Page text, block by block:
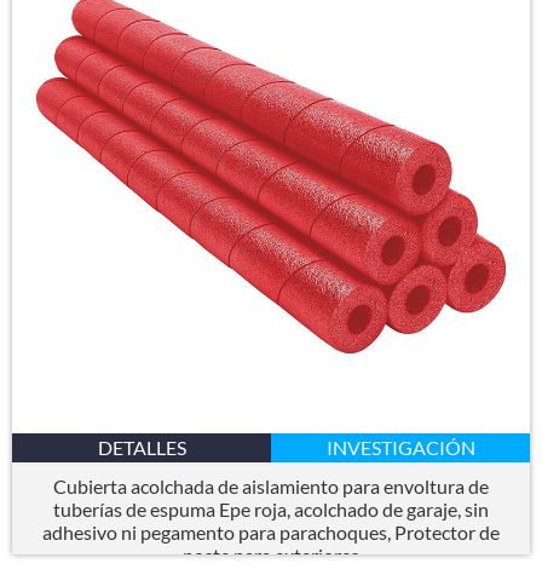
DETALLES
INVESTIGACIÓN
Cubierta acolchada de aislamiento para envoltura de
tuberías de espuma Epe roja, acolchado de garaje, sin
adhesivo ni pegamento para parachoques, Protector de
poste para exteriores